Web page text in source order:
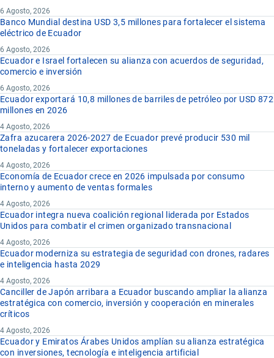
6 Agosto, 2026
Banco Mundial destina USD 3,5 millones para fortalecer el sistema
eléctrico de Ecuador
6 Agosto, 2026
Ecuador e Israel fortalecen su alianza con acuerdos de seguridad,
comercio e inversión
6 Agosto, 2026
Ecuador exportará 10,8 millones de barriles de petróleo por USD 872
millones en 2026
4 Agosto, 2026
Zafra azucarera 2026-2027 de Ecuador prevé producir 530 mil
toneladas y fortalecer exportaciones
4 Agosto, 2026
Economía de Ecuador crece en 2026 impulsada por consumo
interno y aumento de ventas formales
4 Agosto, 2026
Ecuador integra nueva coalición regional liderada por Estados
Unidos para combatir el crimen organizado transnacional
4 Agosto, 2026
Ecuador moderniza su estrategia de seguridad con drones, radares
e inteligencia hasta 2029
4 Agosto, 2026
Canciller de Japón arribara a Ecuador buscando ampliar la alianza
estratégica con comercio, inversión y cooperación en minerales
críticos
4 Agosto, 2026
Ecuador y Emiratos Árabes Unidos amplían su alianza estratégica
con inversiones, tecnología e inteligencia artificial